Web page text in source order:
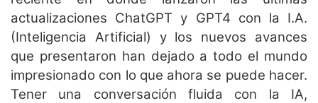
actualizaciones ChatGPT y GPT4 con la I.A.
(Inteligencia Artificial) y los nuevos avances
que presentaron han dejado a todo el mundo
impresionado con lo que ahora se puede hacer.
Tener una conversación fluida con la IA,